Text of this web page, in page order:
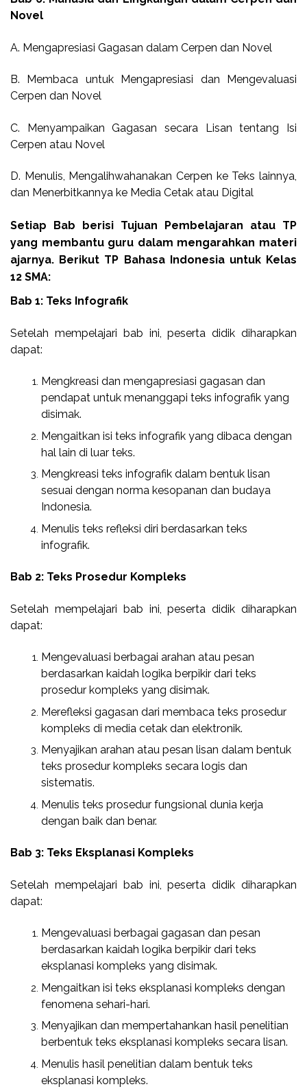
Novel
A. Mengapresiasi Gagasan dalam Cerpen dan Novel
B. Membaca untuk Mengapresiasi dan Mengevaluasi
Cerpen dan Novel
C. Menyampaikan Gagasan secara Lisan tentang Isi
Cerpen atau Novel
D. Menulis, Mengalihwahanakan Cerpen ke Teks lainnya,
dan Menerbitkannya ke Media Cetak atau Digital
Setiap Bab berisi Tujuan Pembelajaran atau TP
yang membantu guru dalam mengarahkan materi
ajarnya. Berikut TP Bahasa Indonesia untuk Kelas
12 SMA:
Bab 1: Teks Infografik
Setelah mempelajari bab ini, peserta didik diharapkan
dapat:
Mengkreasi dan mengapresiasi gagasan dan
pendapat untuk menanggapi teks infografik yang
disimak.
Mengaitkan isi teks infografik yang dibaca dengan
hal lain di luar teks.
Mengkreasi teks infografik dalam bentuk lisan
sesuai dengan norma kesopanan dan budaya
Indonesia.
Menulis teks refleksi diri berdasarkan teks
infografik.
Bab 2: Teks Prosedur Kompleks
Setelah mempelajari bab ini, peserta didik diharapkan
dapat:
Mengevaluasi berbagai arahan atau pesan
berdasarkan kaidah logika berpikir dari teks
prosedur kompleks yang disimak.
Merefleksi gagasan dari membaca teks prosedur
kompleks di media cetak dan elektronik.
Menyajikan arahan atau pesan lisan dalam bentuk
teks prosedur kompleks secara logis dan
sistematis.
Menulis teks prosedur fungsional dunia kerja
dengan baik dan benar.
Bab 3: Teks Eksplanasi Kompleks
Setelah mempelajari bab ini, peserta didik diharapkan
dapat:
Mengevaluasi berbagai gagasan dan pesan
berdasarkan kaidah logika berpikir dari teks
eksplanasi kompleks yang disimak.
Mengaitkan isi teks eksplanasi kompleks dengan
fenomena sehari-hari.
Menyajikan dan mempertahankan hasil penelitian
berbentuk teks eksplanasi kompleks secara lisan.
Menulis hasil penelitian dalam bentuk teks
eksplanasi kompleks.